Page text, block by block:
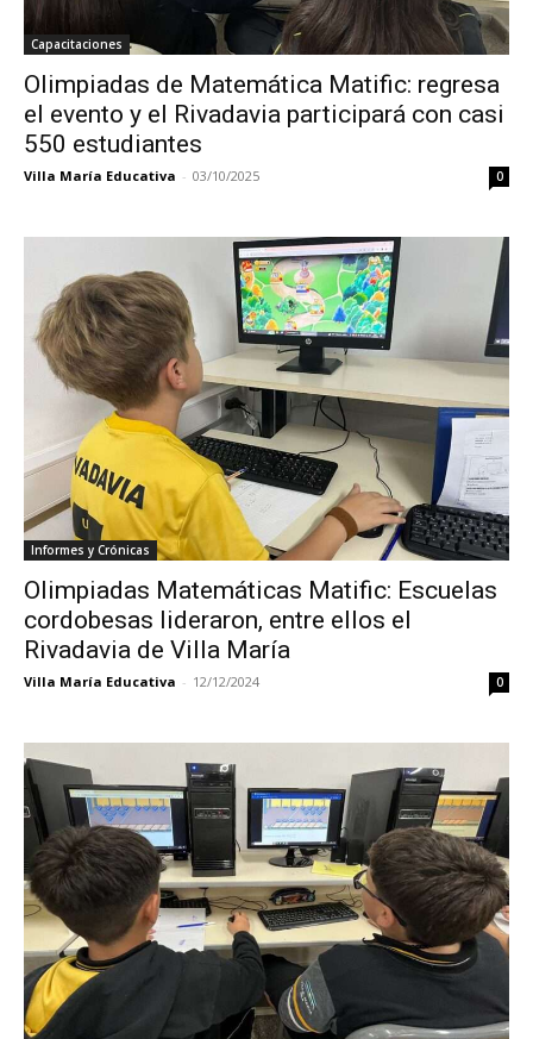
Capacitaciones
Olimpiadas de Matemática Matific: regresa
el evento y el Rivadavia participará con casi
550 estudiantes
Villa María Educativa - 03/10/2025 0
Informes y Crónicas
Olimpiadas Matemáticas Matific: Escuelas
cordobesas lideraron, entre ellos el
Rivadavia de Villa María
Villa María Educativa - 12/12/2024 0